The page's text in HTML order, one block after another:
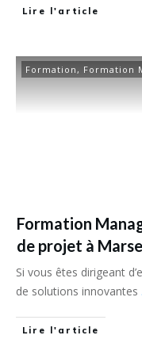
Lire l'article
Formation, Formation
Formation
de projet à
Si vous êtes dirigeant
de solutions innovantes
Lire l'article